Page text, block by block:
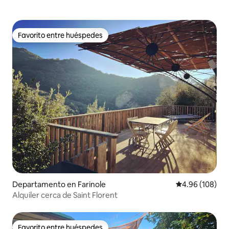
Favorito entre huéspedes
Favorito entre huéspedes
Departamento en Farinole Calificación
4.96 (108)
Alquiler cerca de Saint Florent